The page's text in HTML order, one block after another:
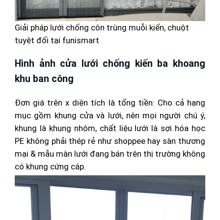
Giải pháp lưới chống côn trùng muỗi kiến, chuột
tuyệt đối tại funismart
Hình ảnh cửa lưới chống kiến ba khoang
khu ban công
Đơn giá trên x diện tích là tổng tiền: Cho cả hạng
mục gồm khung cửa và lưới, nên mọi người chú ý,
khung là khung nhôm, chất liệu lưới là sợi hóa học
PE không phải thép rẻ như shoppee hay sàn thương
mại & mẫu màn lưới đang bán trên thị trường không
có khung cứng cáp.